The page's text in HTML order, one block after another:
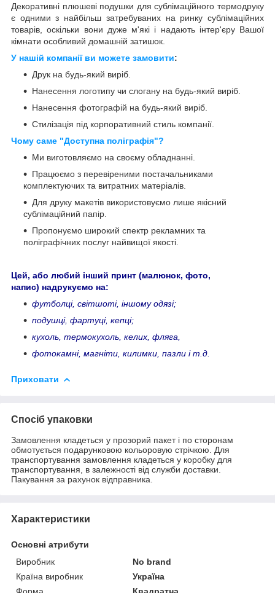
Декоративні плюшеві подушки для сублімаційного термодруку
є одними з найбільш затребуваних на ринку сублімаційних
товарів, оскільки вони дуже м'які і надають інтер'єру Вашої
кімнати особливий домашній затишок.
У нашій компанії ви можете замовити:
Друк на будь-який виріб.
Нанесення логотипу чи слогану на будь-який виріб.
Нанесення фотографій на будь-який виріб.
Стилізація під корпоративний стиль компанії.
Чому саме "Доступна поліграфія"?
Ми виготовляємо на своєму обладнанні.
Працюємо з перевіреними постачальниками
комплектуючих та витратних матеріалів.
Для друку макетів використовуємо лише якісний
сублімаційний папір.
Пропонуємо широкий спектр рекламних та
поліграфічних послуг найвищої якості.
Цей, або любий інший принт (малюнок, фото,
напис) надрукуємо на:
футболці, світшоті, іншому одязі;
подушці, фартуці, кепці;
кухоль, термокухоль, келих, фляга,
фотокамні, магніти, килимки, пазли і т.д.
Приховати
Спосіб упаковки
Замовлення кладеться у прозорий пакет і по сторонам
обмотується подарунковою кольоровую стрічкою. Для
транспортування замовлення кладеться у коробку для
транспортування, в залежності від служби доставки.
Пакування за рахунок відправника.
Характеристики
Основні атрибути
Виробник
No brand
Країна виробник
Україна
Форма
Квадратна